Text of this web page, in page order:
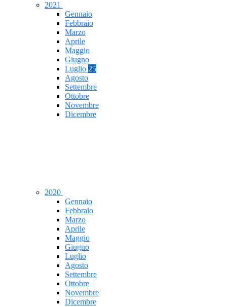
2021
Gennaio
Febbraio
Marzo
Aprile
Maggio
Giugno
Luglio 25
Agosto
Settembre
Ottobre
Novembre
Dicembre
2020
Gennaio
Febbraio
Marzo
Aprile
Maggio
Giugno
Luglio
Agosto
Settembre
Ottobre
Novembre
Dicembre